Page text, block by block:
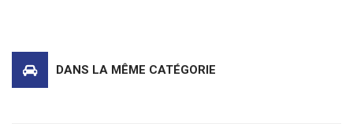
DANS LA MÊME CATÉGORIE